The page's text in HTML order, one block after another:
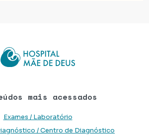
mais acessados
Exames / Laboratório
/ Centro de Diagnóstico